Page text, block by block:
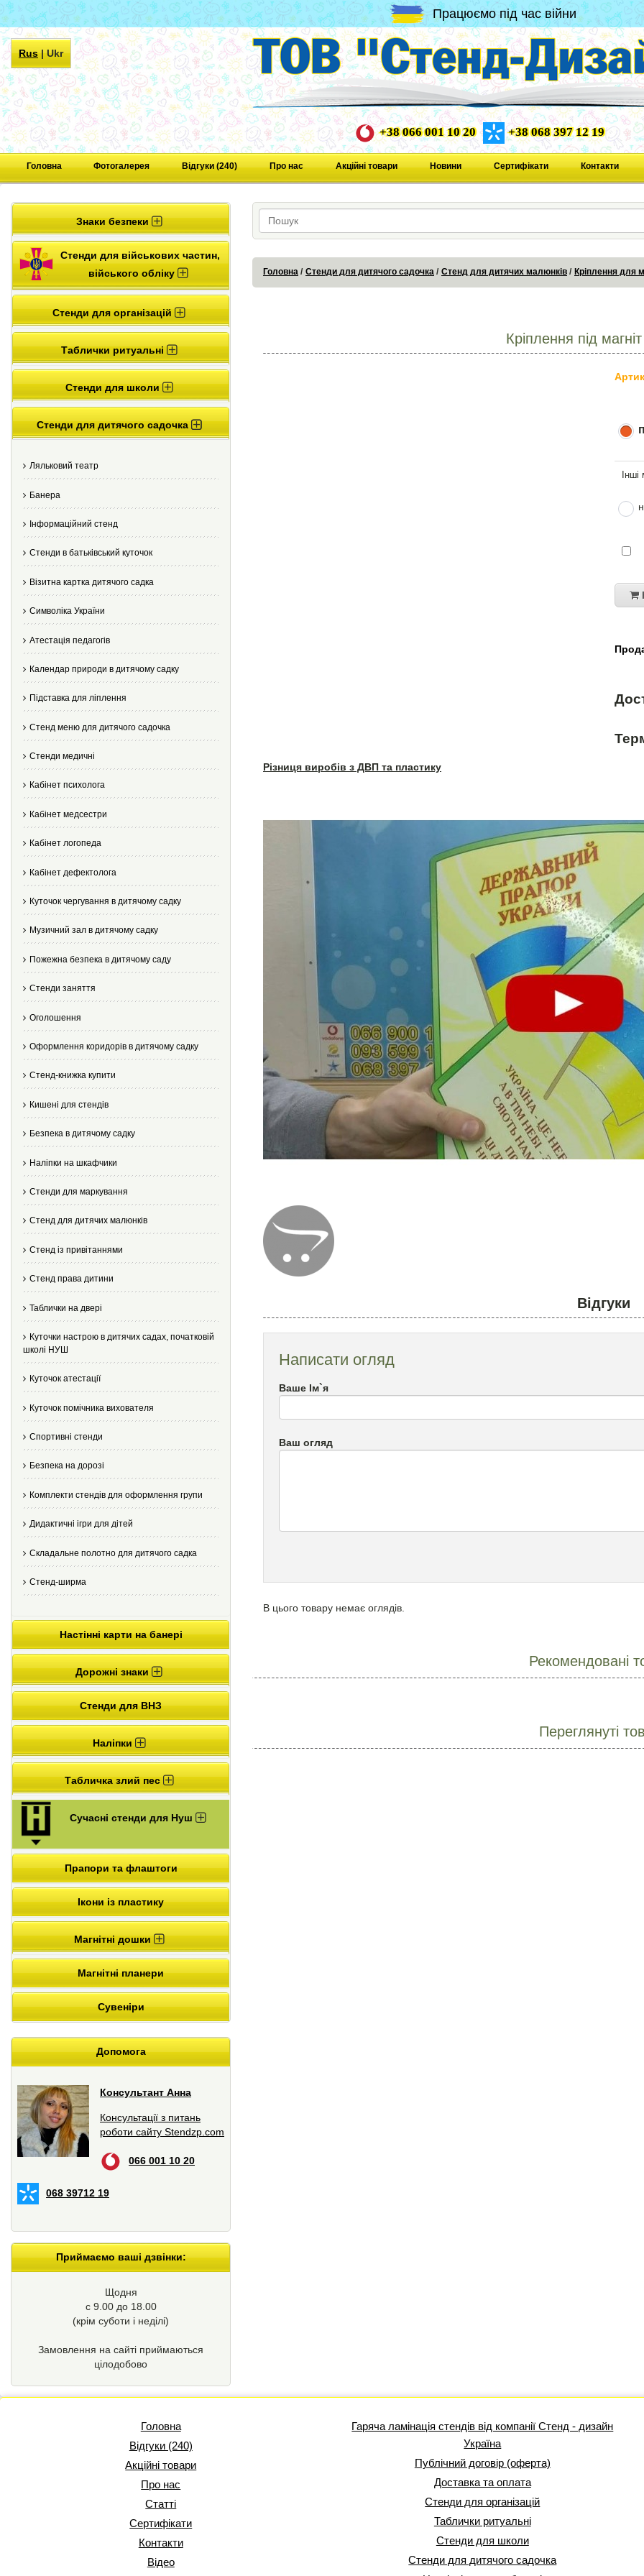
Працюємо під час війни
Rus|Ukr
+38 066 001 10 20 +38 068 397 12 19
Головна Фотогалерея Відгуки (240) Про нас Акційні товари Новини Сертифікати Контакти
Знаки безпеки
Стенди для військових частин,
війського обліку
Стенди для організацій
Таблички ритуальні
Стенди для школи
Стенди для дитячого садочка
Ляльковий театр
Банера
Інформаційний стенд
Стенди в батьківський куточок
Візитна картка дитячого садка
Cимволіка України
Атестація педагогів
Календар природи в дитячому садку
Підставка для ліплення
Стенд меню для дитячого садочка
Стенди медичні
Кабінет психолога
Кабінет медсестри
Кабінет логопеда
Кабінет дефектолога
Куточок чергування в дитячому садку
Музичний зал в дитячому садку
Пожежна безпека в дитячому саду
Стенди заняття
Оголошення
Оформлення коридорів в дитячому садку
Стенд-книжка купити
Кишені для стендів
Безпека в дитячому садку
Наліпки на шкафчики
Стенди для маркування
Стенд для дитячих малюнків
Стенд із привітаннями
Стенд права дитини
Таблички на двері
Куточки настрою в дитячих садах, початковій
школі НУШ
Куточок атестації
Куточок помічника вихователя
Спортивні стенди
Безпека на дорозі
Комплекти стендів для оформлення групи
Дидактичні ігри для дітей
Складальне полотно для дитячого садка
Стенд-ширма
Настінні карти на банері
Дорожні знаки
Стенди для ВНЗ
Наліпки
Табличка злий пес
Сучасні стенди для Нуш
Прапори та флаштоги
Ікони із пластику
Магнітні дошки
Магнітні планери
Сувеніри
Допомога
Консультант Анна
Консультації з питань
роботи сайту Stendzp.com
066 001 10 20
068 39712 19
Приймаємо ваші дзвінки:
Щодня
с 9.00 до 18.00
(крім суботи і неділі)
Замовлення на сайті приймаються
цілодобово
Головна Стенди для дитячого садочка Стенд для дитячих малюнків Кріплення для
Кріплення під
Різниця виробів з ДВП та пластику
Відгуки
Написати огляд
Ваше Ім`я
Ваш огляд
В цього товару немає оглядів.
Рекомендовані
Переглянуті
Головна
Відгуки (240)
Акційні товари
Про нас
Статті
Сертифікати
Контакти
Відео
Гаряча ламінація стендів від компанії Стенд - дизайн
Україна
Публічний договір (оферта)
Доставка та оплата
Стенди для організацій
Таблички ритуальні
Стенди для школи
Стенди для дитячого садочка